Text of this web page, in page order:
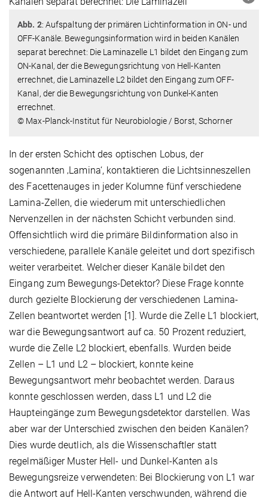
Abb. 2: Aufspaltung der primären Lichtinformation in ON- und
OFF-Kanäle. Bewegungsinformation wird in beiden Kanälen
separat berechnet: Die Laminazelle L1 bildet den Eingang zum
ON-Kanal, der die Bewegungsrichtung von Hell-Kanten
errechnet, die Laminazelle L2 bildet den Eingang zum OFF-
Kanal, der die Bewegungsrichtung von Dunkel-Kanten
errechnet.
© Max-Planck-Institut für Neurobiologie / Borst, Schorner
In der ersten Schicht des optischen Lobus, der
sogenannten ‚Lamina‘, kontaktieren die Lichtsinneszellen
des Facettenauges in jeder Kolumne fünf verschiedene
Lamina-Zellen, die wiederum mit unterschiedlichen
Nervenzellen in der nächsten Schicht verbunden sind.
Offensichtlich wird die primäre Bildinformation also in
verschiedene, parallele Kanäle geleitet und dort spezifisch
weiter verarbeitet. Welcher dieser Kanäle bildet den
Eingang zum Bewegungs-Detektor? Diese Frage konnte
durch gezielte Blockierung der verschiedenen Lamina-
Zellen beantwortet werden [1]. Wurde die Zelle L1 blockiert,
war die Bewegungsantwort auf ca. 50 Prozent reduziert,
wurde die Zelle L2 blockiert, ebenfalls. Wurden beide
Zellen – L1 und L2 – blockiert, konnte keine
Bewegungsantwort mehr beobachtet werden. Daraus
konnte geschlossen werden, dass L1 und L2 die
Haupteingänge zum Bewegungsdetektor darstellen. Was
aber war der Unterschied zwischen den beiden Kanälen?
Dies wurde deutlich, als die Wissenschaftler statt
regelmäßiger Muster Hell- und Dunkel-Kanten als
Bewegungsreize verwendeten: Bei Blockierung von L1 war
die Antwort auf Hell-Kanten verschwunden, während die